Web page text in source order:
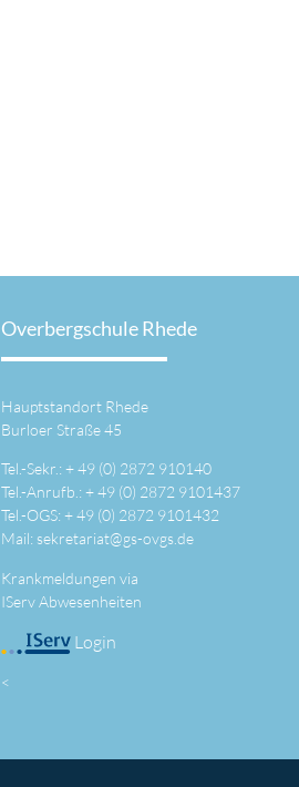
Overbergschule Rhede
Hauptstandort Rhede
Burloer Straße 45
Tel.-Sekr.: +49 (0) 2872 910140
Tel.-Anrufb.: +49 (0) 2872 9101437
Tel.-OGS: +49 (0) 2872 9101432
Mail: sekretariat@gs-ovgs.de
Krankmeldungen via
IServ Abwesenheiten
Login
<